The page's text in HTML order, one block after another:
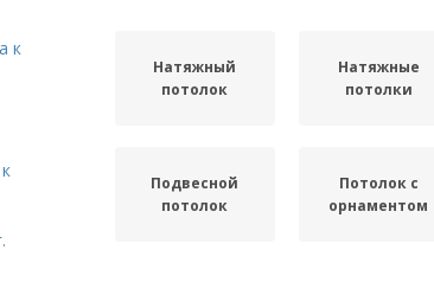
Натяжный
потолок
Натяжные
потолки
Подвесной
потолок
Потолок с
орнаментом
к